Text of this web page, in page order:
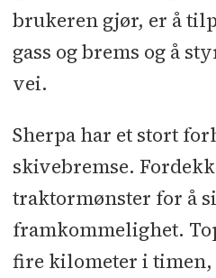
brukeren gjør, er å
gass og brems og å
vei.
Sherpa har et stort
skivebremse.
traktormønster for å
framkommelighet.
fire kilometer i timen,